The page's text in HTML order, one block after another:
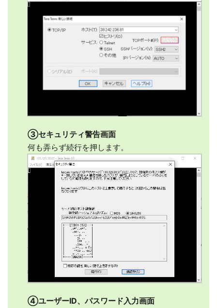
③セキュリティ警告画面
何も弄らず続行を押します。
④ユーザーID、パスワード入力画面